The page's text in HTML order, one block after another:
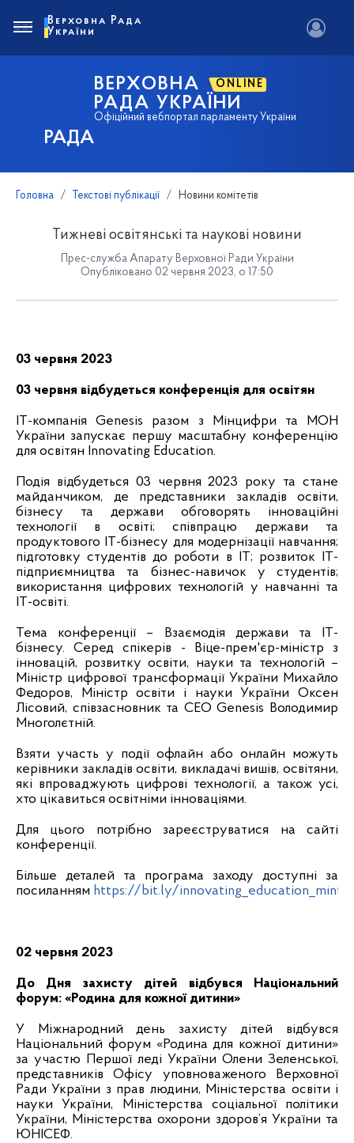
РАДА
ВЕРХОВНА ONLINE
РАДА УКРАЇНИ
Офіційний вебпортал парламенту України
Верховна Рада
України
Головна Текстові публікації Новини комітетів
Тижневі освітянські та наукові новини
Прес-служба Апарату Верховної Ради України
Опубліковано 02 червня 2023, о 17:50
03 червня 2023
03 червня відбудеться конференція для освітян
IT-компанія Genesis разом з Мінцифри та МОН
України запускає першу масштабну конференцію
для освітян Innovating Education.
Подія відбудеться 03 червня 2023 року та стане
майданчиком, де представники закладів освіти,
бізнесу та держави обговорять інноваційні
технології в освіті; співпрацю держави та
продуктового ІТ-бізнесу для модернізації навчання;
підготовку студентів до роботи в ІТ; розвиток ІТ-
підприємництва та бізнес-навичок у студентів;
використання цифрових технологій у навчанні та
IT-освіті.
Тема конференції – Взаємодія держави та IT-
бізнесу. Серед спікерів - Віце-прем'єр-міністр з
інновацій, розвитку освіти, науки та технологій –
Міністр цифрової трансформації України Михайло
Федоров, Міністр освіти і науки України Оксен
Лісовий, співзасновник та CEO Genesis Володимир
Многолєтній.
Взяти участь у події офлайн або онлайн можуть
керівники закладів освіти, викладачі вишів, освітяни,
які впроваджують цифрові технології, а також усі,
хто цікавиться освітніми інноваціями.
Для цього потрібно зареєструватися на сайті
конференції.
Більше деталей та програма заходу доступні за
посиланням https://bit.ly/
02 червня 2023
До Дня захисту дітей відбувся Національний
форум: «Родина для кожної дитини»
У Міжнародний день захисту дітей відбувся
Національний форум «Родина для кожної дитини»
за участю Першої леді України Олени Зеленської,
представників Офісу уповноваженого Верховної
Ради України з прав людини, Міністерства освіти і
науки України, Міністерства соціальної політики
України, Міністерства охорони здоров’я України та
ЮНІСЕФ.